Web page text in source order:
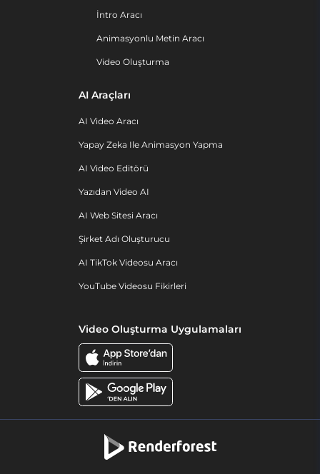
İntro Aracı
Animasyonlu Metin Aracı
Video Oluşturma
AI Araçları
AI Video Aracı
Yapay Zeka Ile Animasyon Yapma
AI Video Editörü
Yazıdan Video AI
AI Web Sitesi Aracı
Şirket Adı Oluşturucu
AI TikTok Videosu Aracı
YouTube Videosu Fikirleri
Video Oluşturma Uygulamaları